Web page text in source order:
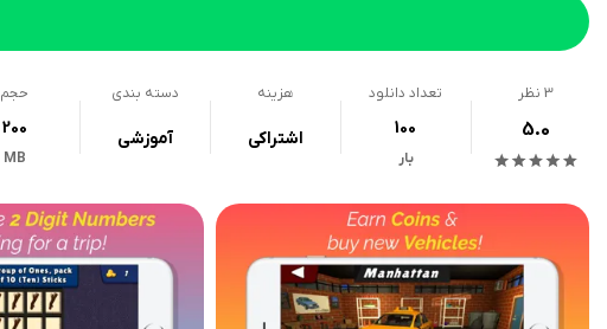
3 نظر
5.0
تعداد دانلود
100
بار
هزینه
اشتراکی
دسته بندی
آموزشی
حجم
200
MB